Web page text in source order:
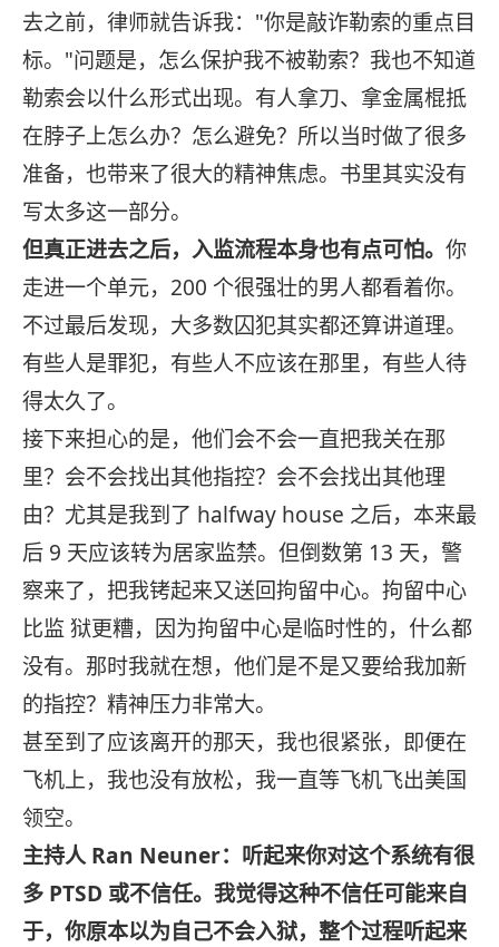
去之前，律师就告诉我："你是敲诈勒索的重点目
标。"问题是，怎么保护我不被勒索？我也不知道
勒索会以什么形式出现。有人拿刀、拿金属棍抵
在脖子上怎么办？怎么避免？所以当时做了很多
准备，也带来了很大的精神焦虑。书里其实没有
写太多这一部分。
但真正进去之后，入监流程本身也有点可怕。 你
走进一个单元，200 个很强壮的男人都看着你。
不过最后发现，大多数囚犯其实都还算讲道理。
有些人是罪犯，有些人不应该在那里，有些人待
得太久了。
接下来担心的是，他们会不会一直把我关在那
里？会不会找出其他指控？会不会找出其他理
由？尤其是我到了 halfway house 之后，本来最
后 9 天应该转为居家监禁。但倒数第 13 天，警
察来了，把我铐起来又送回拘留中心。拘留中心
比监 狱更糟，因为拘留中心是临时性的，什么都
没有。那时我就在想，他们是不是又要给我加新
的指控？精神压力非常大。
甚至到了应该离开的那天，我也很紧张，即便在
飞机上，我也没有放松，我一直等飞机飞出美国
领空。
主持人 Ran Neuner：听起来你对这个系统有很
多 PTSD 或不信任。我觉得这种不信任可能来自
于，你原本以为自己不会入狱，整个过程听起来